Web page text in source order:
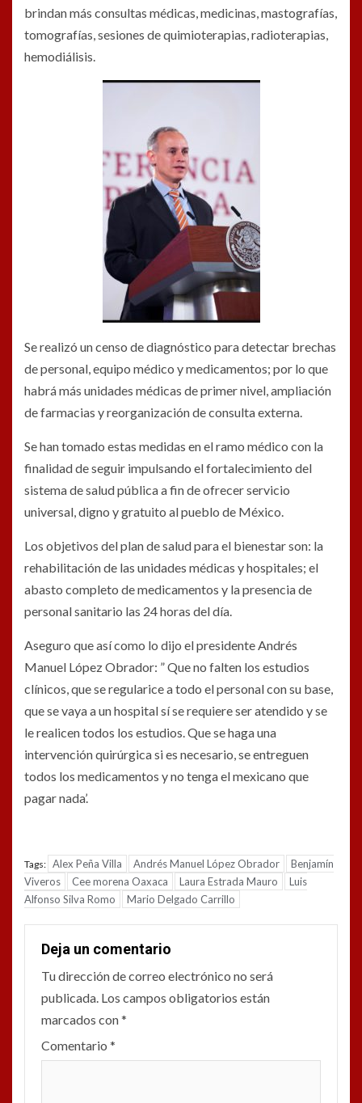
brindan más consultas médicas, medicinas, mastografías,
tomografías, sesiones de quimioterapias, radioterapias,
hemodiálisis.
Se realizó un censo de diagnóstico para detectar brechas
de personal, equipo médico y medicamentos; por lo que
habrá más unidades médicas de primer nivel, ampliación
de farmacias y reorganización de consulta externa.
Se han tomado estas medidas en el ramo médico con la
finalidad de seguir impulsando el fortalecimiento del
sistema de salud pública a fin de ofrecer servicio
universal, digno y gratuito al pueblo de México.
Los objetivos del plan de salud para el bienestar son: la
rehabilitación de las unidades médicas y hospitales; el
abasto completo de medicamentos y la presencia de
personal sanitario las 24 horas del día.
Aseguro que así como lo dijo el presidente Andrés
Manuel López Obrador: ” Que no falten los estudios
clínicos, que se regularice a todo el personal con su base,
que se vaya a un hospital sí se requiere ser atendido y se
le realicen todos los estudios. Que se haga una
intervención quirúrgica si es necesario, se entreguen
todos los medicamentos y no tenga el mexicano que
pagar nada’.
Tags: Alex Peña Villa Andrés Manuel López Obrador
Benjamín
Viveros
Cee morena Oaxaca Laura Estrada Mauro
Luis
Alfonso Silva Romo
Mario Delgado Carrillo
Deja un comentario
Tu dirección de correo electrónico no será
publicada. Los campos obligatorios están
marcados con*
Comentario *